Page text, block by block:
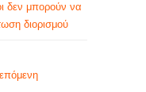
δεν μπορούν να
διορισμού